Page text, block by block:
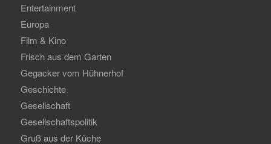
Entertainment
Europa
Film & Kino
Frisch aus dem Garten
Gegacker vom Hühnerhof
Geschichte
Gesellschaft
Gesellschaftspolitik
Gruß aus der Küche